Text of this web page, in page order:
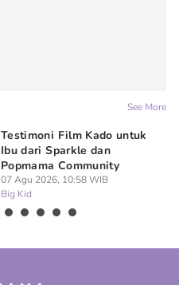
See More
Testimoni Film Kado untuk
Ibu dari Sparkle dan
Popmama Community
07 Agu 2026, 10:58 WIB
Big Kid